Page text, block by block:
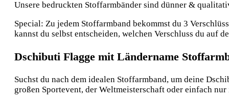
Unsere bedruckten Stoffarmbänder sind dünner &
Special: Zu jedem Stoffarmband bekommst du 3
kannst du selbst entscheiden, welchen Verschluss du auf
Dschibuti Flagge mit Ländername
Suchst du nach dem idealen Stoffarmband, um deine
großen Sportevent, der Weltmeisterschaft oder einfach